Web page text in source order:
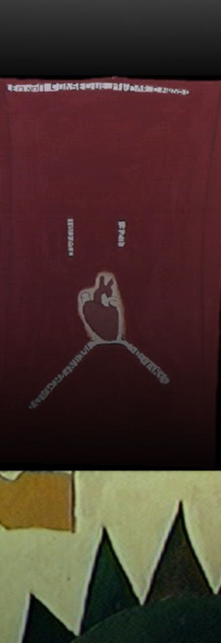
repercute em
seus trabalhos
futuros.
Realiza a série 'O
Perigoso' em
1992, que trata
com ironia a
própria condição.